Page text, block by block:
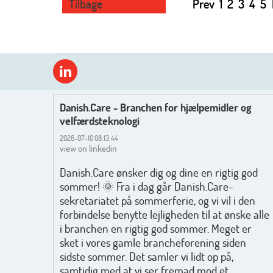
Tilbage Prev 1 2 3 4 5
Danish.Care - Branchen for hjælpemidler og
velfærdsteknologi
2026-07-10 08:13:44
view on linkedin
Danish.Care ønsker dig og dine en rigtig god
sommer! 🌞 Fra i dag går Danish.Care-
sekretariatet på sommerferie, og vi vil i den
forbindelse benytte lejligheden til at ønske alle
i branchen en rigtig god sommer. Meget er
sket i vores gamle brancheforening siden
sidste sommer. Det samler vi lidt op på,